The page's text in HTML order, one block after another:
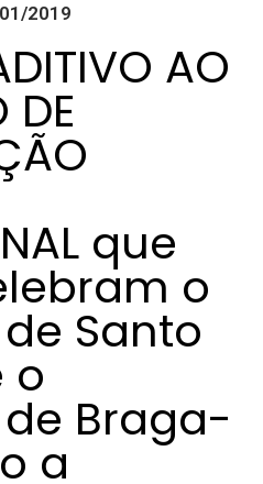
2019
AO
DE
que
o
Santo
o
Braga-
a